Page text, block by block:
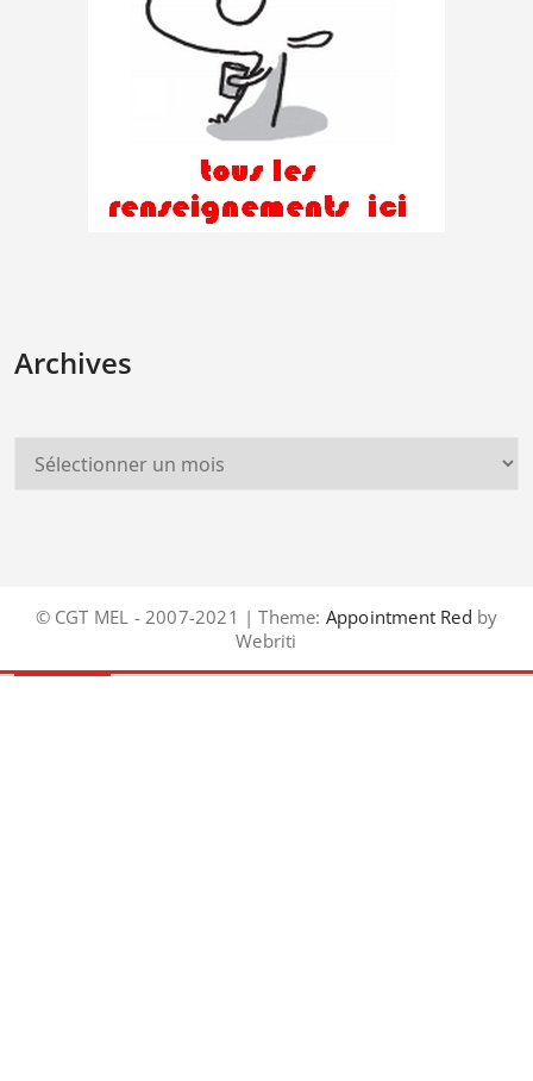
Archives
© CGT MEL - 2007-2021 | Theme: Appointment Red by
Webriti